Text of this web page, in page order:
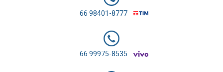
66 98401-8777
66 99975-8535